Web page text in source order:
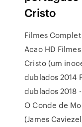
Cristo
Filmes
Acao HD
Cristo (um
dublados 2014
dublados 2018
O Conde de
(James